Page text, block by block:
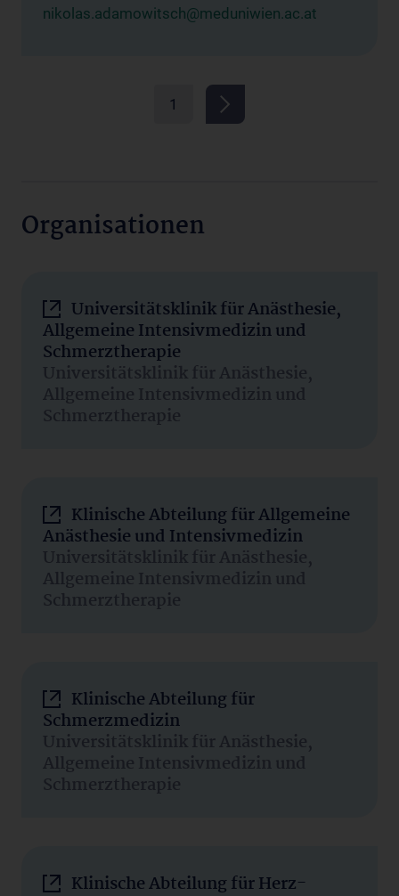
nikolas.adamowitsch@meduniwien.ac.at
1
Organisationen
Universitätsklinik für Anästhesie,
Allgemeine Intensivmedizin und
Schmerztherapie
Universitätsklinik für Anästhesie,
Allgemeine Intensivmedizin und
Schmerztherapie
Klinische Abteilung für Allgemeine
Anästhesie und Intensivmedizin
Universitätsklinik für Anästhesie,
Allgemeine Intensivmedizin und
Schmerztherapie
Klinische Abteilung für
Schmerzmedizin
Universitätsklinik für Anästhesie,
Allgemeine Intensivmedizin und
Schmerztherapie
Klinische Abteilung für Herz-